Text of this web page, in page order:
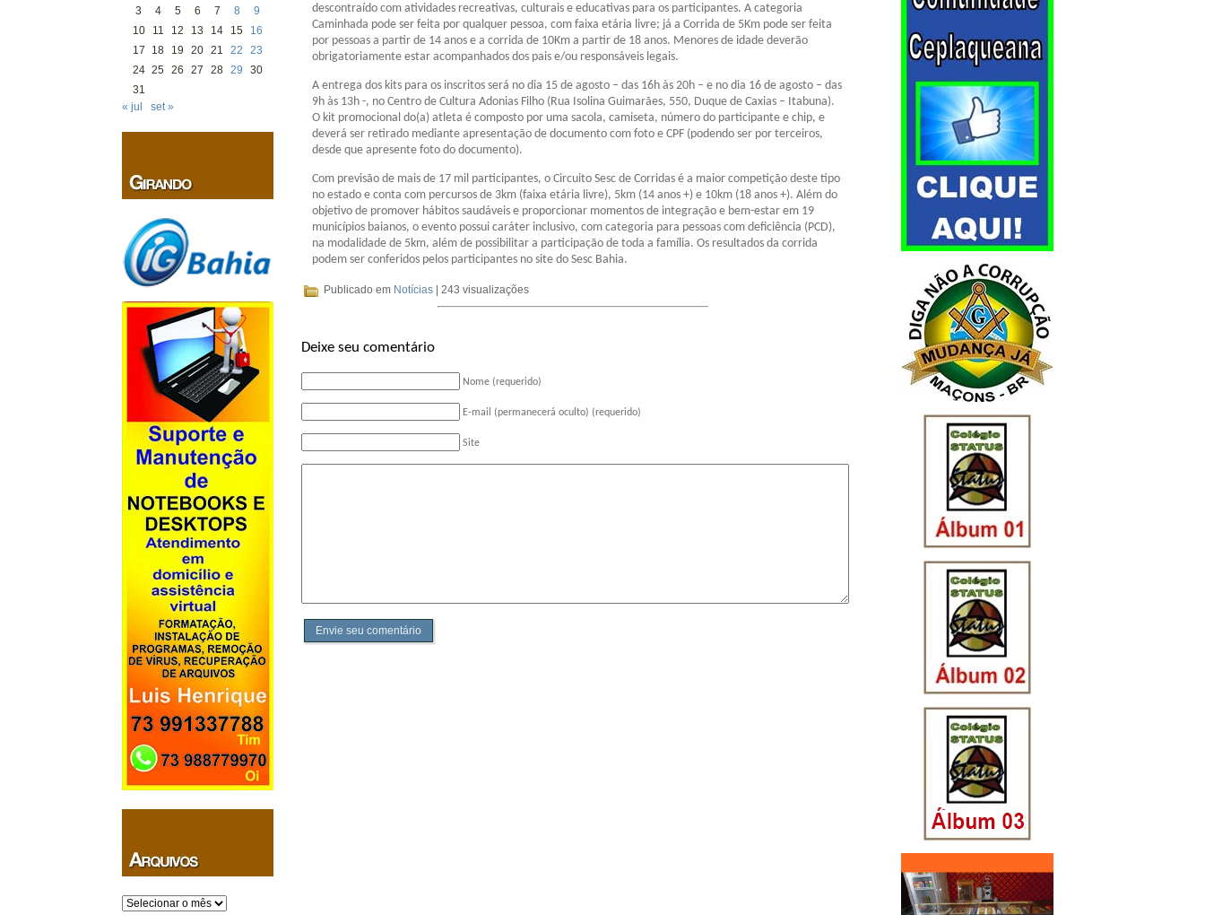
3
4 5 6 7 8
9
10
11 12 13 14 15
16
17
18 19 20 21 22
23
24 25 26 27 28 29
30
31
« jul
set »
Arquivos
descontraído com atividades recreativas, culturais e educativas para os participantes. A categoria
Caminhada pode ser feita por qualquer pessoa, com faixa etária livre; já a Corrida de 5Km pode ser feita
por pessoas a partir de 14 anos e a corrida de 10Km a partir de 18 anos. Menores de idade deverão
obrigatoriamente estar acompanhados dos pais e/ou responsáveis legais.
A entrega dos kits para os inscritos será no dia 15 de agosto – das 16h às 20h – e no dia 16 de agosto – das
9h às 13h -, no Centro de Cultura Adonias Filho (Rua Isolina Guimarães, 550, Duque de Caxias – Itabuna).
O kit promocional do(a) atleta é composto por uma sacola, camiseta, número do participante e chip, e
deverá ser retirado mediante apresentação de documento com foto e CPF (podendo ser por terceiros,
desde que apresente foto do documento).
Com previsão de mais de 17 mil participantes, o Circuito Sesc de Corridas é a maior competição deste tipo
no estado e conta com percursos de 3km (faixa etária livre), 5km (14 anos +) e 10km (18 anos +). Além do
objetivo de promover hábitos saudáveis e proporcionar momentos de integração e bem-estar em 19
municípios baianos, o evento possui caráter inclusivo, com categoria para pessoas com deficiência (PCD),
na modalidade de 5km, além de possibilitar a participação de toda a família. Os resultados da corrida
podem ser conferidos pelos participantes no site do Sesc Bahia.
Publicado em Notícias | 243 visualizações
Deixe seu comentário
Nome (requerido)
E-mail (permanecerá oculto) (requerido)
Site
Envie seu comentário